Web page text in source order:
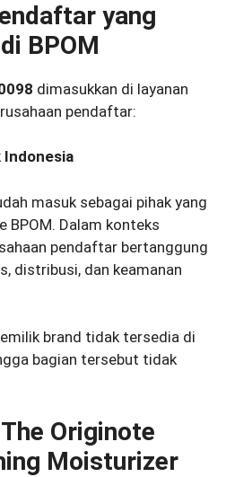
yang
BPOM
dimasukkan di layanan
pendaftar:
Indonesia
masuk sebagai pihak yang
BPOM. Dalam konteks
pendaftar bertanggung
distribusi, dan keamanan
brand tidak tersedia di
bagian tersebut tidak
Originote
Moisturizer